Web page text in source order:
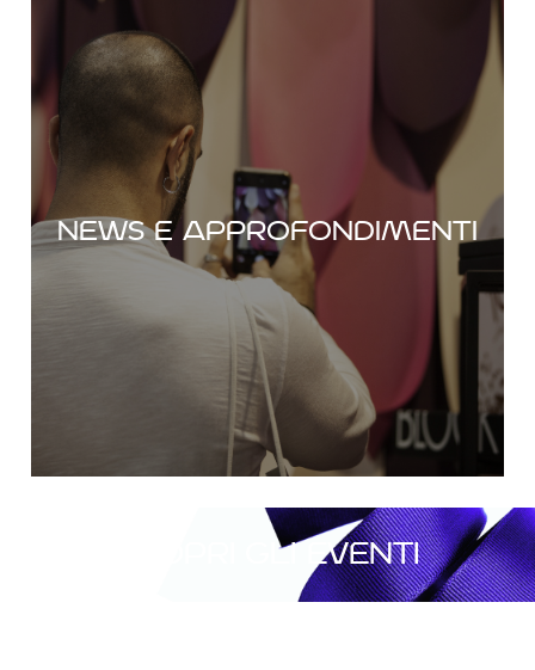
News e approfondimenti
Scopri le ultime novità sui nostri eventi e
tanti altri contenuti esclusivi.
SCOPRI DI PIÙ
Scopri gli eventi